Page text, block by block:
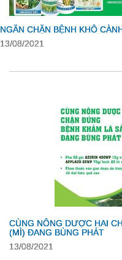
NGĂN CHẶN BỆNH KHÔ
13/08/2021
CÙNG NÔNG DƯỢC HAI
(MÌ) ĐANG BÙNG PHÁT
13/08/2021